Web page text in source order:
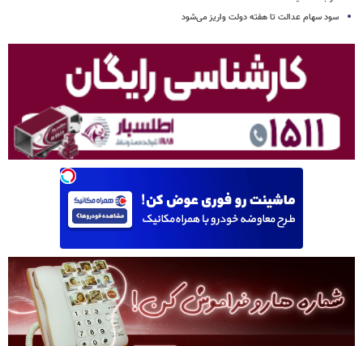
سود سهام عدالت تا هفته دولت واریز می‌شود